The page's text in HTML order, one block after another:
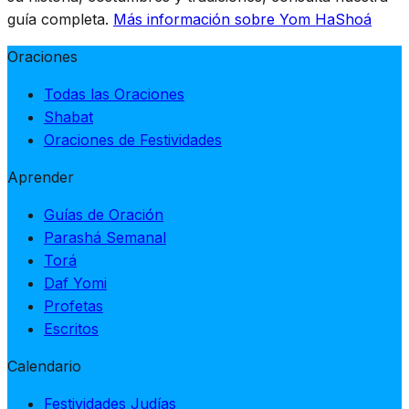
guía completa. Más información sobre Yom HaShoá
Oraciones
Todas las Oraciones
Shabat
Oraciones de Festividades
Aprender
Guías de Oración
Parashá Semanal
Torá
Daf Yomi
Profetas
Escritos
Calendario
Festividades Judías